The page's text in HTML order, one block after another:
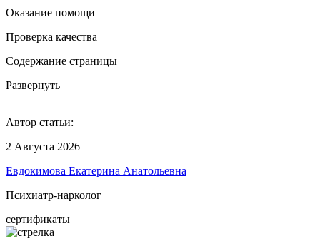
Оказание помощи
Проверка качества
Содержание страницы
Развернуть
Автор статьи:
2 Августа 2026
Евдокимова Екатерина Анатольевна
Психиатр-нарколог
сертификаты